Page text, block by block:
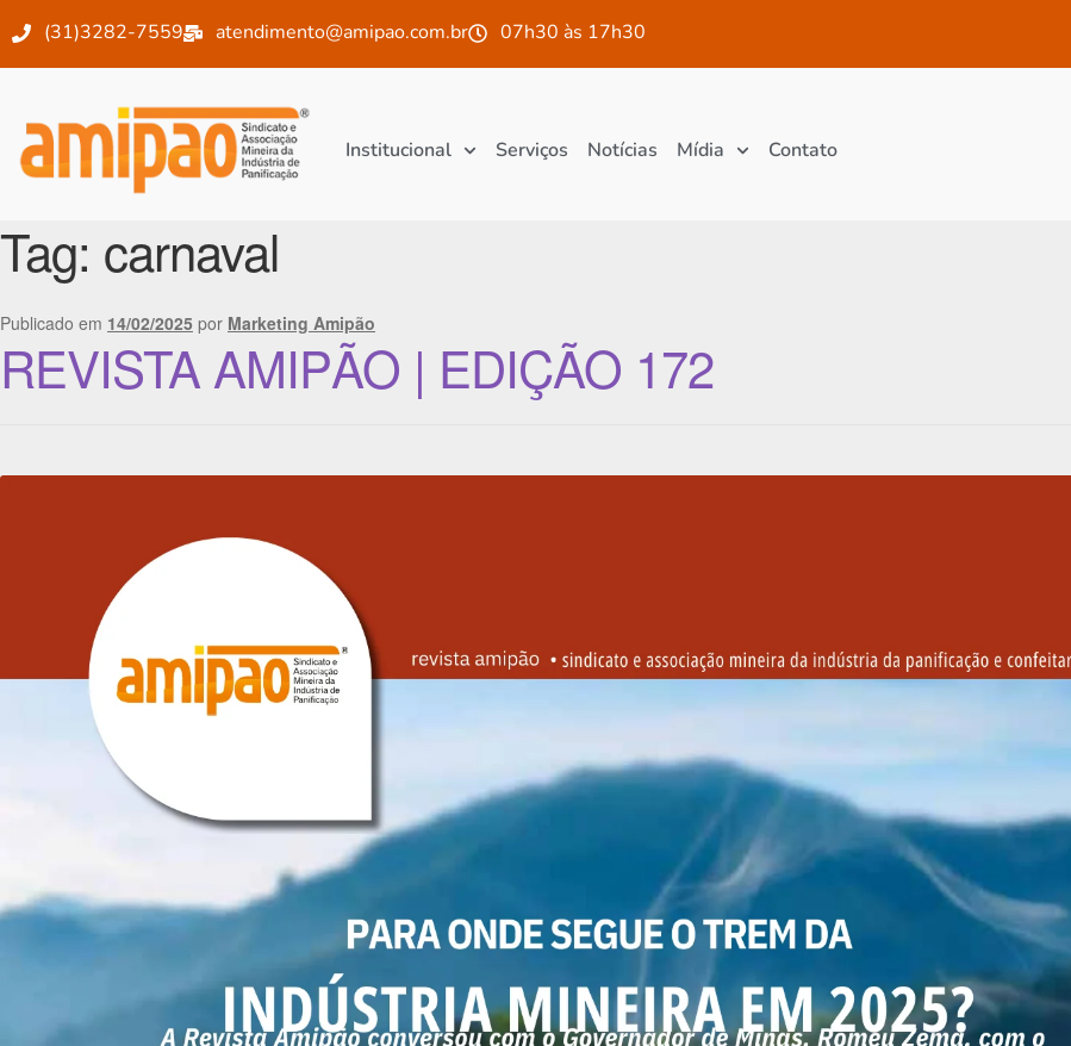
(31)3282-7559 atendimento@amipao.com.br 07h30 às 17h30
Institucional Serviços Notícias Mídia Contato
Tag: carnaval
Publicado em 14/02/2025 por Marketing Amipão
REVISTA AMIPÃO | EDIÇÃO 172